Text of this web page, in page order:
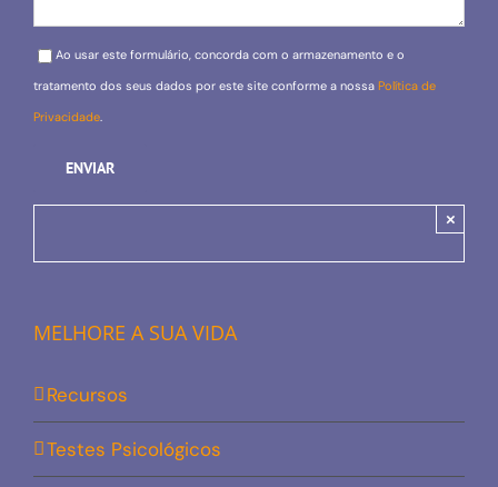
Please leave this field empty.
Ao usar este formulário, concorda com o armazenamento e o
tratamento dos seus dados por este site conforme a nossa Política de
Privacidade.
×
MELHORE A SUA VIDA
Recursos
Testes Psicológicos